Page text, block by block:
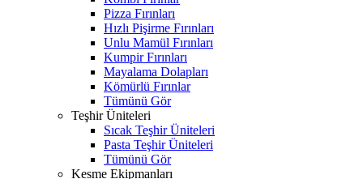
Pizza Fırınları
Hızlı Pişirme Fırınları
Unlu Mamül Fırınları
Kumpir Fırınları
Mayalama Dolapları
Kömürlü Fırınlar
Tümünü Gör
Teşhir Üniteleri
Sıcak Teşhir Üniteleri
Pasta Teşhir Üniteleri
Tümünü Gör
Kesme Ekipmanları